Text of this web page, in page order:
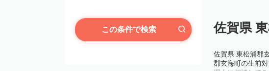
この条件で検索 佐賀県
佐賀県 東松浦郡
郡玄海町の生前